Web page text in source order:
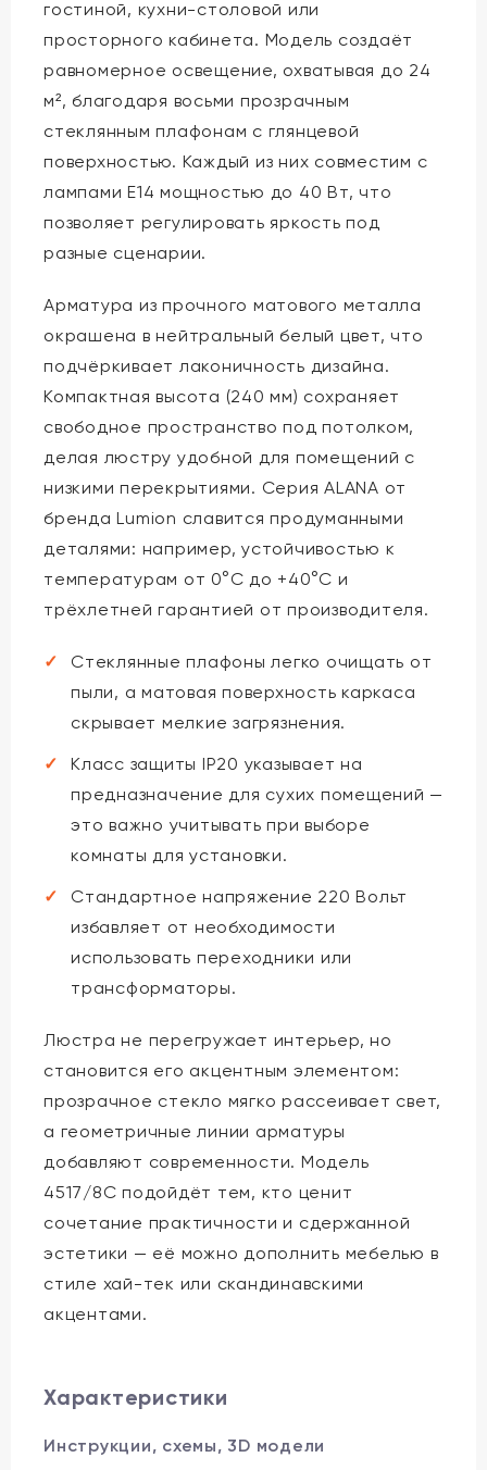
гостиной, кухни-столовой или
просторного кабинета. Модель создаёт
равномерное освещение, охватывая до 24
м², благодаря восьми прозрачным
стеклянным плафонам с глянцевой
поверхностью. Каждый из них совместим с
лампами E14 мощностью до 40 Вт, что
позволяет регулировать яркость под
разные сценарии.
Арматура из прочного матового металла
окрашена в нейтральный белый цвет, что
подчёркивает лаконичность дизайна.
Компактная высота (240 мм) сохраняет
свободное пространство под потолком,
делая люстру удобной для помещений с
низкими перекрытиями. Серия ALANA от
бренда Lumion славится продуманными
деталями: например, устойчивостью к
температурам от 0°C до +40°C и
трёхлетней гарантией от производителя.
Стеклянные плафоны легко очищать от
пыли, а матовая поверхность каркаса
скрывает мелкие загрязнения.
Класс защиты IP20 указывает на
предназначение для сухих помещений —
это важно учитывать при выборе
комнаты для установки.
Стандартное напряжение 220 Вольт
избавляет от необходимости
использовать переходники или
трансформаторы.
Люстра не перегружает интерьер, но
становится его акцентным элементом:
прозрачное стекло мягко рассеивает свет,
а геометричные линии арматуры
добавляют современности. Модель
4517/8C подойдёт тем, кто ценит
сочетание практичности и сдержанной
эстетики — её можно дополнить мебелью в
стиле хай-тек или скандинавскими
акцентами.
Характеристики
Инструкции, схемы, 3D модели